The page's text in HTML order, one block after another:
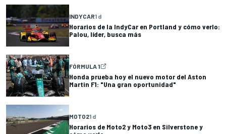
INDYCAR1 d
Horarios de la IndyCar en Portland y cómo verlo:
Palou, líder, busca más
FÓRMULA 1
Honda prueba hoy el nuevo motor del Aston
Martin F1: "Una gran oportunidad"
MOTO21 d
Horarios de Moto2 y Moto3 en Silverstone y